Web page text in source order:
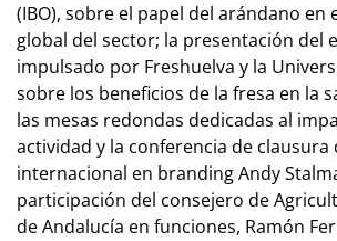
(IBO), sobre el papel del arándano en
global del sector; la presentación del
impulsado por Freshuelva y la
sobre los beneficios de la fresa en la
las mesas redondas dedicadas al
actividad y la conferencia de clausura
internacional en branding Andy
participación del consejero de
de Andalucía en funciones, Ramón